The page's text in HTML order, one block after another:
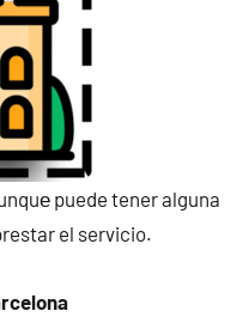
puede tener alguna
el servicio.